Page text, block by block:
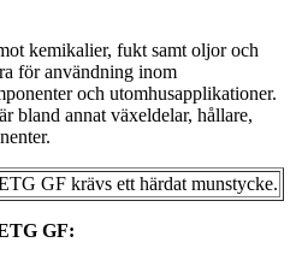
kemikalier, fukt samt oljor och
för användning inom
och utomhusapplikationer.
bland annat växeldelar, hållare,
GF krävs ett härdat munstycke.
GF: